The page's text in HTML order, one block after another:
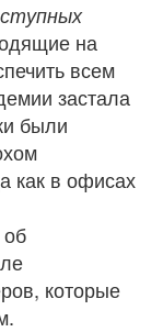
на
всем
застала
были
как в офисах
которые